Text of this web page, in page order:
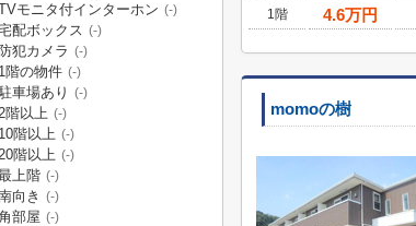
1階
4.6万円
momoの樹
モニタ付インターホン (-)
配ボックス (-)
防犯カメラ (-)
1階の物件 (-)
車場あり (-)
階以上 (-)
10階以上 (-)
階以上 (-)
上階 (-)
向き (-)
部屋 (-)